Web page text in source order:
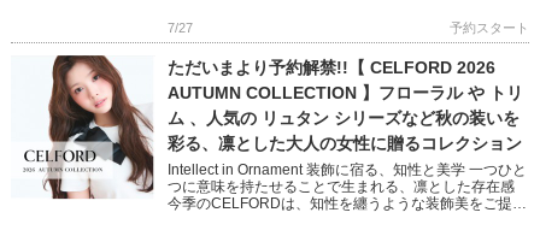
7/27 予約スタート
ただいまより予約解禁!!【 CELFORD 2026
AUTUMN COLLECTION 】フローラル や トリ
ム 、人気の リュタン シリーズなど秋の装いを
彩る、凛とした大人の女性に贈るコレクション
Intellect in Ornament 装飾に宿る、知性と美学 一つひと
つに意味を持たせることで生まれる、凛とした存在感
今季のCELFORDは、知性を纏うような装飾美をご提案